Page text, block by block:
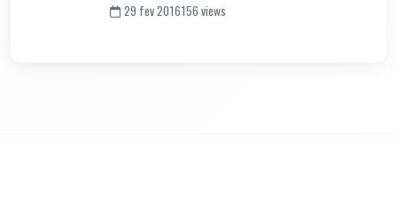
29 fev 2016156 views